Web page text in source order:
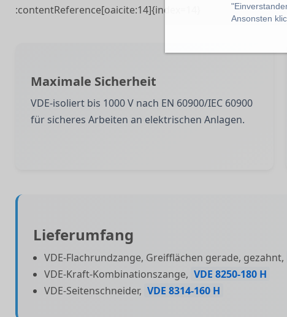
Ansonsten
:contentReference[oaicite:14]{index=14}
Maximale Sicherheit
VDE-isoliert bis 1000 V nach EN 60900/IEC 60900
für sicheres Arbeiten an elektrischen Anlagen.
Lieferumfang
VDE-Flachrundzange, Greifflächen gerade, gezahnt,
VDE-Kraft-Kombinationszange, VDE 8250-180 H
VDE-Seitenschneider, VDE 8314-160 H